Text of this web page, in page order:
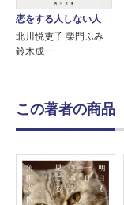
恋をする人しない人
北川悦吏子 柴門ふみ
鈴木成一
この著者の商品